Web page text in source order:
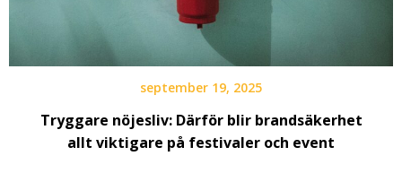
september 19, 2025
Tryggare nöjesliv: Därför blir brandsäkerhet
allt viktigare på festivaler och event